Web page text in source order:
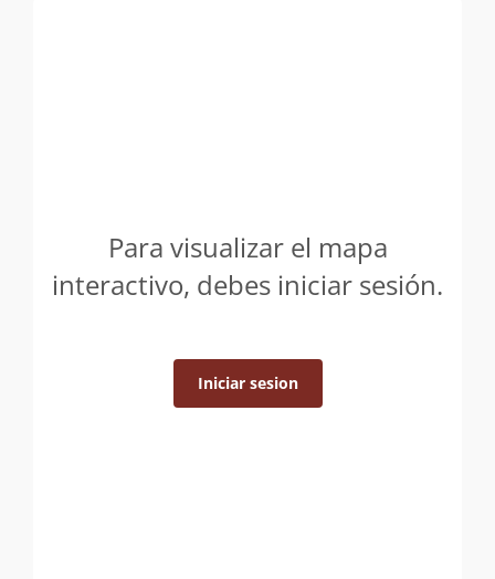
Para visualizar el mapa
interactivo, debes iniciar sesión.
Iniciar sesion